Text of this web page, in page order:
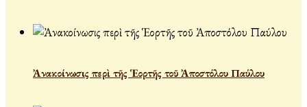
Ἀνακοίνωσις περὶ τῆς Ἑορτῆς τοῦ Ἀποστόλου Παύλου